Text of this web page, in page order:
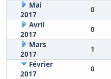
Mai
2017
0
Avril
2017
0
Mars
2017
1
Février
2017
0